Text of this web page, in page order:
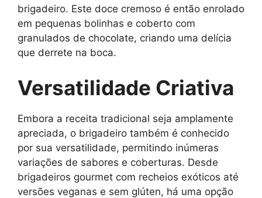
brigadeiro. Este doce cremoso é então enrolado
em pequenas bolinhas e coberto com
granulados de chocolate, criando uma delícia
que derrete na boca.
Versatilidade Criativa
Embora a receita tradicional seja amplamente
apreciada, o brigadeiro também é conhecido
por sua versatilidade, permitindo inúmeras
variações de sabores e coberturas. Desde
brigadeiros gourmet com recheios exóticos até
versões veganas e sem glúten, há uma opção